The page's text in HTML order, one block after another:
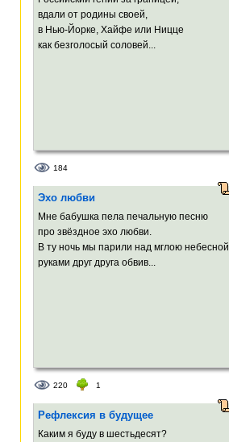
вдали от родины своей,
в Нью-Йорке, Хайфе или Ницце
как безголосый соловей...
184
Эхо любви
Мне бабушка пела печальную песню
про звёздное эхо любви.
В ту ночь мы парили над мглою небесной,
руками друг друга обвив...
220 1
Рефлексия в будущее
Каким я буду в шестьдесят?